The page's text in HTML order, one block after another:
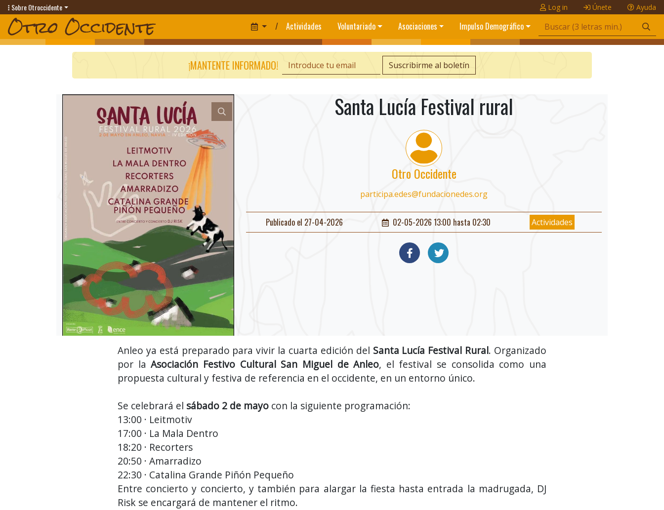
Sobre Otroccidente Log in Únete Ayuda
/ Actividades Voluntariado Asociaciones Impulso Demográfico
¡MANTENTE INFORMADO! Suscribirme al boletín
Santa Lucía Festival rural
Otro Occidente
participa.edes@fundacionedes.org
Publicado el 27-04-2026 02-05-2026 13:00 hasta 02:30 Actividades
Anleo ya está preparado para vivir la cuarta edición del Santa Lucía Festival Rural. Organizado
por laAsociación Festivo Cultural San Miguel de Anleo, el festival se consolida como una
propuesta cultural y festiva de referencia en el occidente, en un entorno único.
Se celebrará el sábado 2 de mayo con la siguiente programación:
13:00 · Leitmotiv
17:00 · La Mala Dentro
18:20 · Recorters
20:50 · Amarradizo
22:30 · Catalina Grande Piñón Pequeño
Entre concierto y concierto, y también para alargar la fiesta hasta entrada la madrugada, DJ
Risk se encargará de mantener el ritmo.